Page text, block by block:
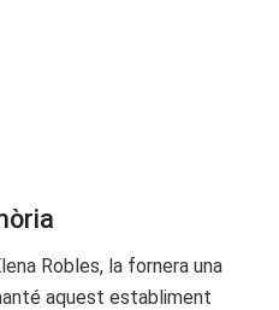
Robles, la fornera una
aquest establiment